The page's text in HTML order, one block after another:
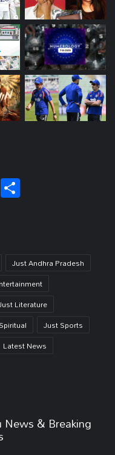
Threads
Just Andhra Pradesh
Literature
Just Sports
Latest News
& Breaking